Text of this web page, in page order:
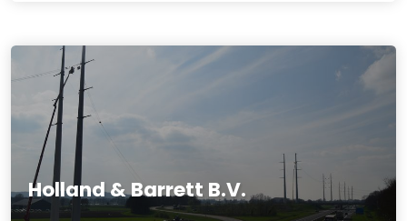
Holland & Barrett B.V.